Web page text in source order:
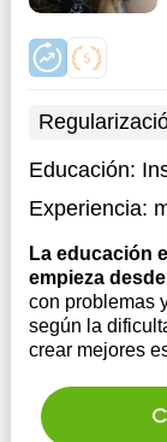
Educación:
Experiencia:
La educación
empieza
con problemas
según la
crear mejores